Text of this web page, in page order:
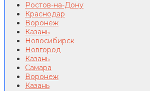
Ростов-на-Дону
Краснодар
Воронеж
Казань
Новосибирск
Новгород
Казань
Самара
Воронеж
Казань